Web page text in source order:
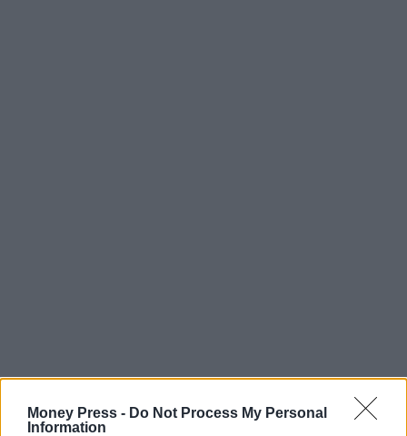
Money Press - Do Not Process My Personal
Information